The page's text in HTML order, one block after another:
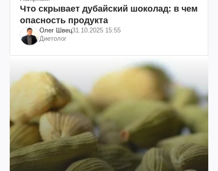
Что скрывает дубайский шоколад: в чем
опасность продукта
Олег Швец31.10.2025 15:55
Диетолог